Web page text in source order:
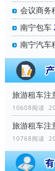
会议商务
南宁包车
南宁汽车
旅游租车注
10608阅读
旅游租车注
10768阅读